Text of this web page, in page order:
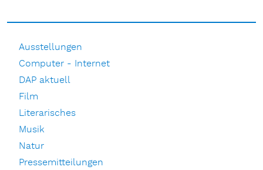
Ausstellungen
Computer - Internet
DAP aktuell
Film
Literarisches
Musik
Natur
Pressemitteilungen